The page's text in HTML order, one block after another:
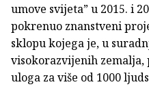
umove svijeta” u 2015. i
pokrenuo znanstveni
sklopu kojega je, u
visokorazvijenih
uloga za više od 1000